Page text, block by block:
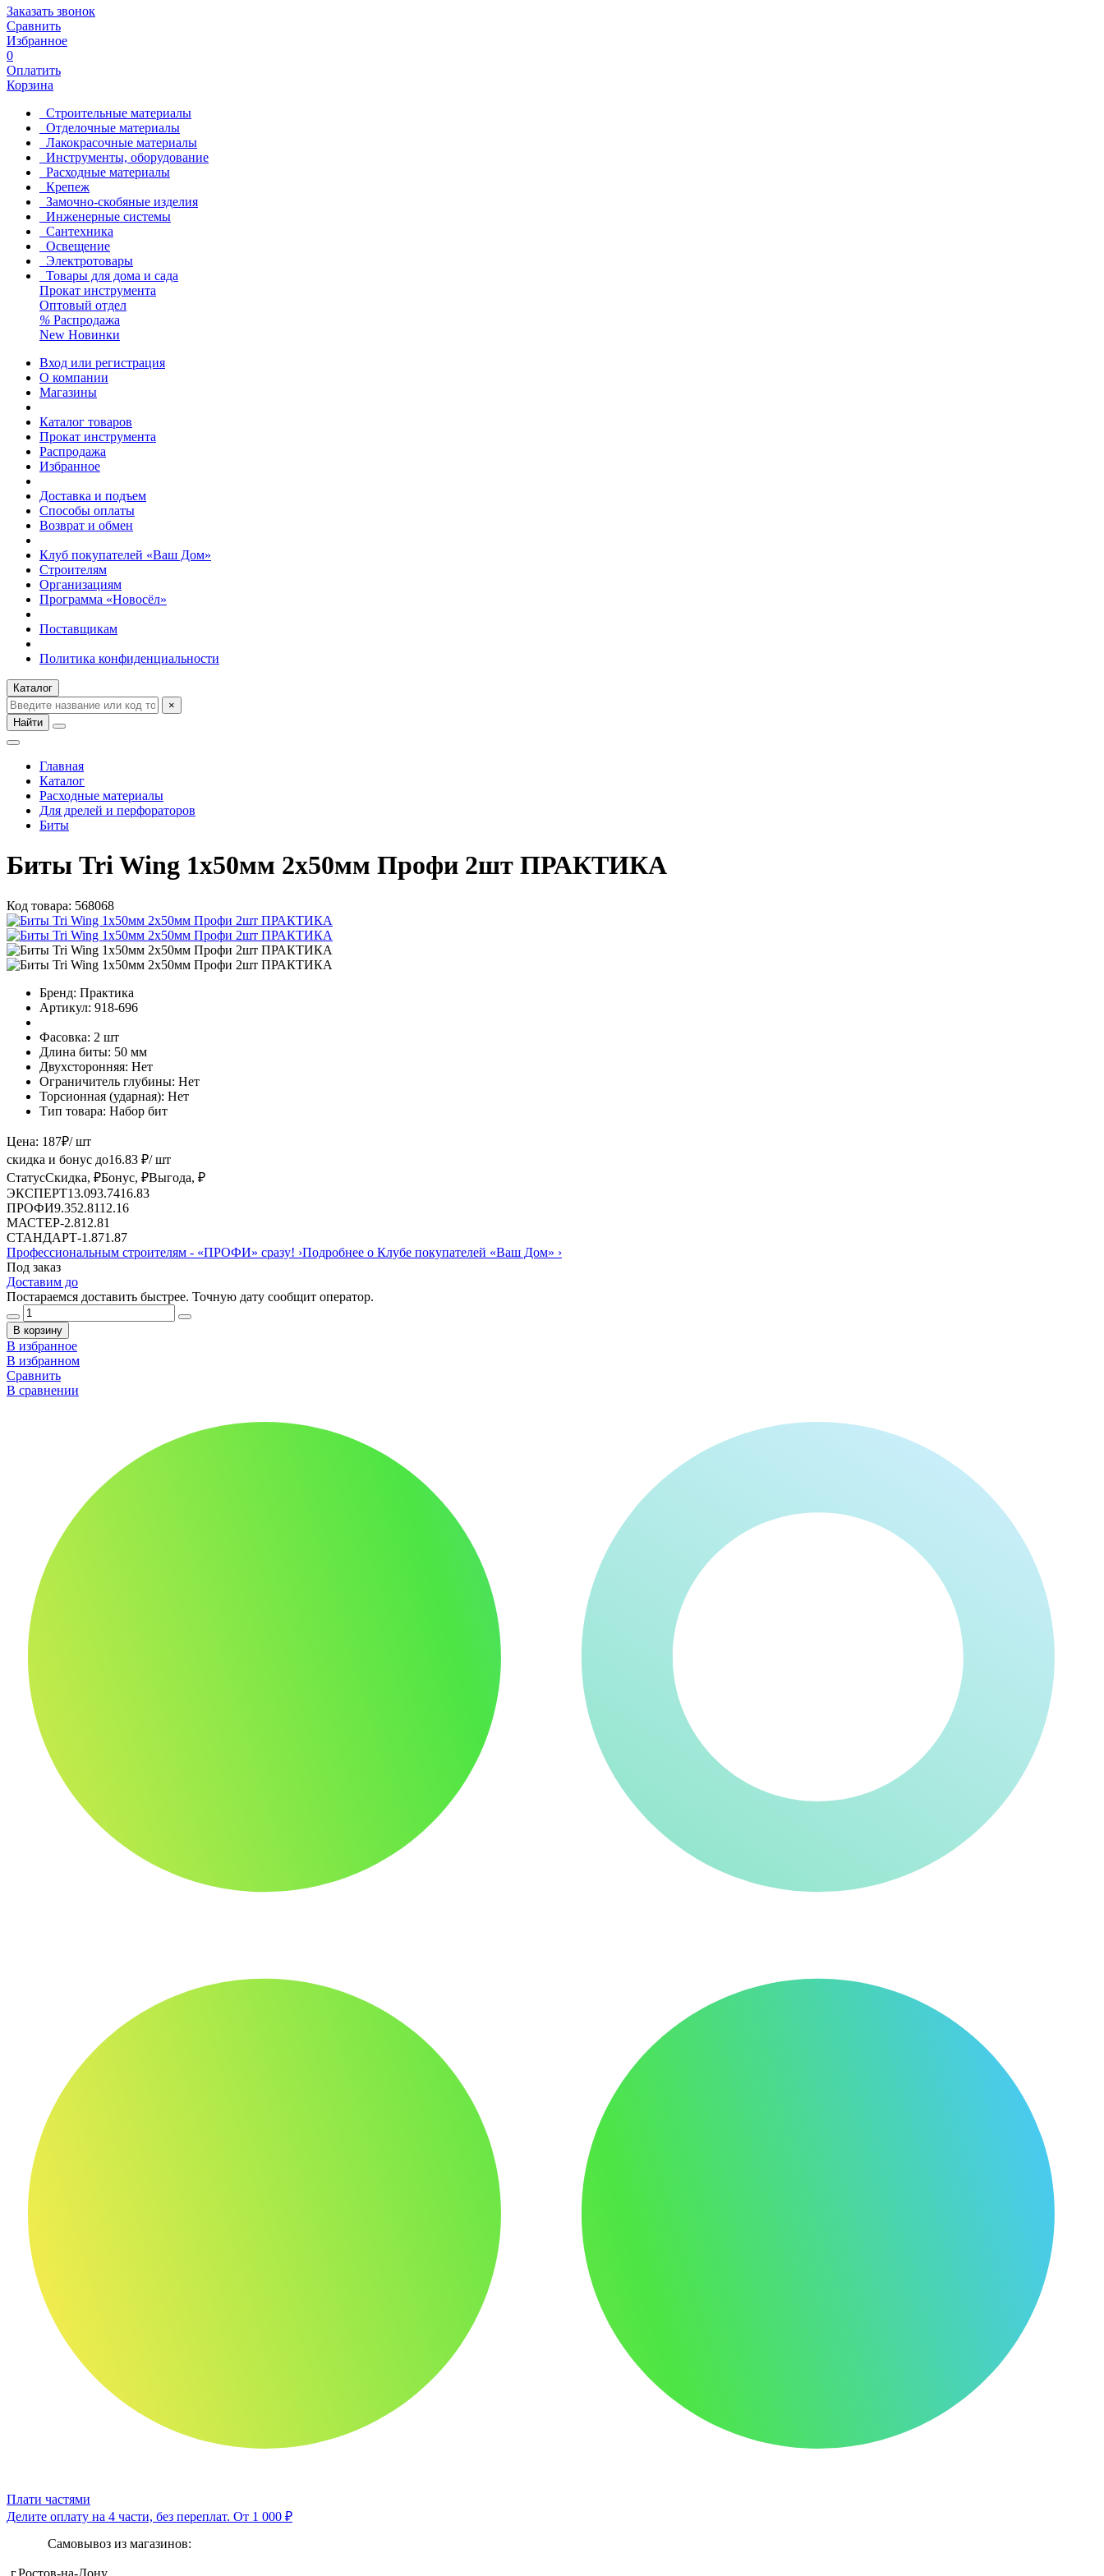
Заказать звонок
Сравнить
Избранное
0
Оплатить
Корзина
Строительные материалы
Отделочные материалы
Лакокрасочные материалы
Инструменты, оборудование
Расходные материалы
Крепеж
Замочно-скобяные изделия
Инженерные системы
Сантехника
Освещение
Электротовары
Товары для дома и сада
Прокат инструмента
Оптовый отдел
% Распродажа
New Новинки
Вход или регистрация
О компании
Магазины
Каталог товаров
Прокат инструмента
Распродажа
Избранное
Доставка и подъем
Способы оплаты
Возврат и обмен
Клуб покупателей «Ваш Дом»
Строителям
Организациям
Программа «Новосёл»
Поставщикам
Политика конфиденциальности
Каталог
×
Найти
Главная
Каталог
Расходные материалы
Для дрелей и перфораторов
Биты
Биты Tri Wing 1x50мм 2x50мм Профи 2шт ПРАКТИКА
Код товара: 568068
Бренд: Практика
Артикул: 918-696
Фасовка: 2 шт
Длина биты: 50 мм
Двухсторонняя: Нет
Ограничитель глубины: Нет
Торсионная (ударная): Нет
Тип товара: Набор бит
Цена: 187₽/ шт
скидка и бонус до16.83 ₽/ шт
СтатусСкидка, ₽Бонус, ₽Выгода, ₽
ЭКСПЕРТ13.093.7416.83
ПРОФИ9.352.8112.16
МАСТЕР-2.81 2.81
СТАНДАРТ-1.871.87
Профессиональным строителям - «ПРОФИ» сразу! ›Подробнее о Клубе покупателей «Ваш Дом» ›
Под заказ
Доставим до
Постараемся доставить быстрее. Точную дату сообщит оператор.
В корзину
В избранное
В избранном
Сравнить
В сравнении
Плати частями
Делите оплату на 4 части, без переплат. От 1 000 ₽
Самовывоз из магазинов:
г.Ростов-на-Дону